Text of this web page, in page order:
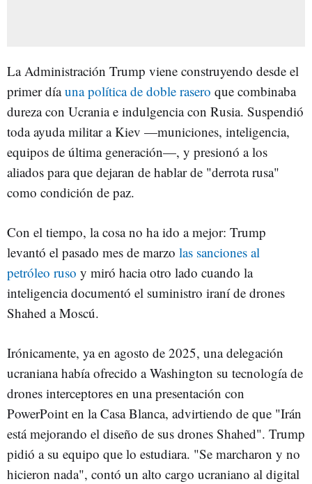
La Administración Trump viene construyendo desde el
primer díauna política de doble rasero que combinaba
dureza con Ucrania e indulgencia con Rusia. Suspendió
toda ayuda militar a Kiev —municiones, inteligencia,
equipos de última generación—, y presionó a los
aliados para que dejaran de hablar de "derrota rusa"
como condición de paz.
Con el tiempo, la cosa no ha ido a mejor: Trump
levantó el pasado mes de marzo las sanciones al
petróleo ruso y miró hacia otro lado cuando la
inteligencia documentó el suministro iraní de drones
Shahed a Moscú.
Irónicamente, ya en agosto de 2025, una delegación
ucraniana había ofrecido a Washington su tecnología de
drones interceptores en una presentación con
PowerPoint en la Casa Blanca, advirtiendo de que "Irán
está mejorando el diseño de sus drones Shahed". Trump
pidió a su equipo que lo estudiara. "Se marcharon y no
hicieron nada", contó un alto cargo ucraniano al digital